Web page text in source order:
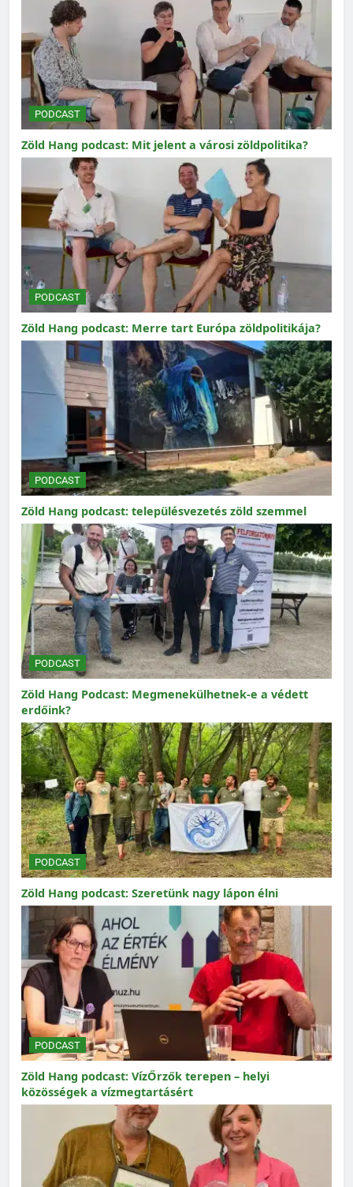
PODCAST
Zöld Hang podcast: Mit jelent a városi zöldpolitika?
PODCAST
Zöld Hang podcast: Merre tart Európa zöldpolitikája?
PODCAST
Zöld Hang podcast: településvezetés zöld szemmel
PODCAST
Zöld Hang Podcast: Megmenekülhetnek-e a védett
erdőink?
PODCAST
Zöld Hang podcast: Szeretünk nagy lápon élni
PODCAST
Zöld Hang podcast: VízŐrzők terepen – helyi
közösségek a vízmegtartásért